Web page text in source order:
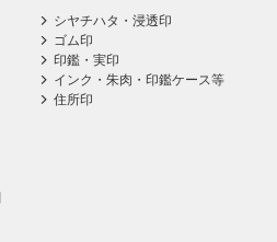
シヤチハタ・浸透印
ゴム印
印鑑・実印
インク・朱肉・印鑑ケース等
住所印